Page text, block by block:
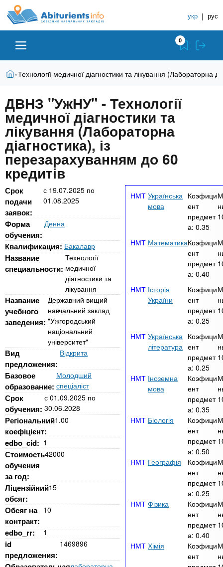
A
b
i
t
u
r
i
e
n
t
s
.
i
n
f
o
п
р
в
о
н
и
к
У
ч
е
б
н
ы
х
з
а
в
д
е
н
й
укр | рус
Абитуриенту
Вузы
Колледжи
Курсы
Частные школы
Онлайн курсы
За рубежом
0
В
д
е
с
ь
Главная
»Технології медичної діагностики та лікування (Лабораторна
ДВНЗ "УжНУ" - Технології
медичної діагностики та
лікування (Лабораторна
діагностика), із
перезарахуванням до 60
кредитів
Срок
подачи
заявок:
с 19.07.2025 по
01.08.2025
Форма
обучения:
Денна
Квалификация: Бакалавр
Название
специальности:
Технології
медичної
діагностики та
лікування
Название
учебного
заведения:
Державний вищий
навчальний заклад
"Ужгородський
національний
університет"
Вид
предложения:
Відкрита
Базовое
образование:
Молодший
спеціаліст
Срок
обучения:
с 01.09.2025 по
30.06.2028
Регіональний
коефіцієнт:
1.00
edbo_cid: 1
Стоимость
обучения
за год:
42000
Ліцензійний
обсяг:
15
Обсяг на
контракт:
10
edbo_rr: 1
id
предложения:
1469896
Українська
мова
Коэфици
ент
предмет
а: 0.35
МатематикаКоэфици
ент
предмет
а: 0.40
Історія
України
Коэфици
ент
предмет
а: 0.25
Українська
література
Коэфици
ент
предмет
а: 0.25
Іноземна
мова
Коэфици
ент
предмет
а: 0.35
Біологія
Коэфици
ент
предмет
а: 0.50
Географія
Коэфици
ент
предмет
а: 0.25
Фізика
Коэфици
ент
предмет
а: 0.40
Хімія
Коэфици
ент